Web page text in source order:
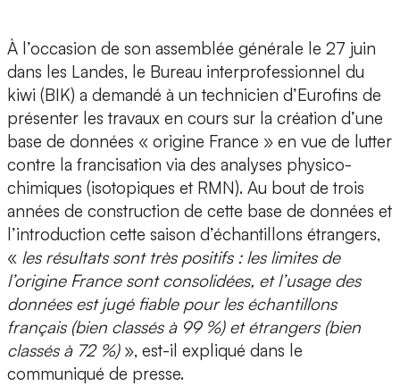
À l’occasion de son assemblée générale le 27 juin
dans les Landes, le Bureau interprofessionnel du
kiwi (BIK) a demandé à un technicien d’Eurofins de
présenter les travaux en cours sur la création d’une
base de données « origine France » en vue de lutter
contre la francisation via des analyses physico-
chimiques (isotopiques et RMN). Au bout de trois
années de construction de cette base de données et
l’introduction cette saison d’échantillons étrangers,
« les résultats sont très positifs : les limites de
l’origine France sont consolidées, et l’usage des
données est jugé fiable pour les échantillons
français (bien classés à 99 %) et étrangers (bien
classés à 72 %)», est-il expliqué dans le
communiqué de presse.